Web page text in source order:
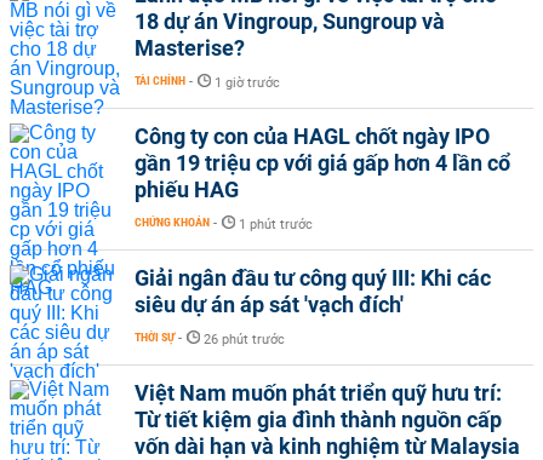
18 dự án Vingroup, Sungroup và
Masterise?
TÀI CHÍNH - 1 giờ trước
Công ty con của HAGL chốt ngày IPO
gần 19 triệu cp với giá gấp hơn 4 lần cổ
phiếu HAG
CHỨNG KHOÁN - 1 phút trước
Giải ngân đầu tư công quý III: Khi các
siêu dự án áp sát 'vạch đích'
THỜI SỰ - 26 phút trước
Việt Nam muốn phát triển quỹ hưu trí:
Từ tiết kiệm gia đình thành nguồn cấp
vốn dài hạn và kinh nghiệm từ Malaysia